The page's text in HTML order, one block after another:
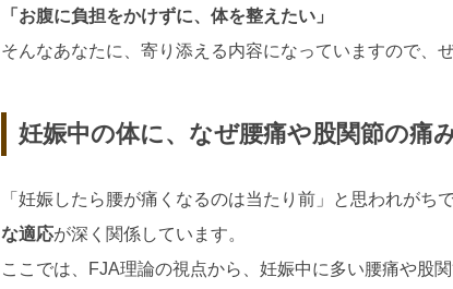
「お腹に負担をかけずに、体を整えたい」
そんなあなたに、寄り添える内容になっていますので、
妊娠中の体に、なぜ腰痛や股関節の痛
「妊娠したら腰が痛くなるのは当たり前」と思われがち
な適応が深く関係しています。
ここでは、FJA理論の視点から、妊娠中に多い腰痛や股